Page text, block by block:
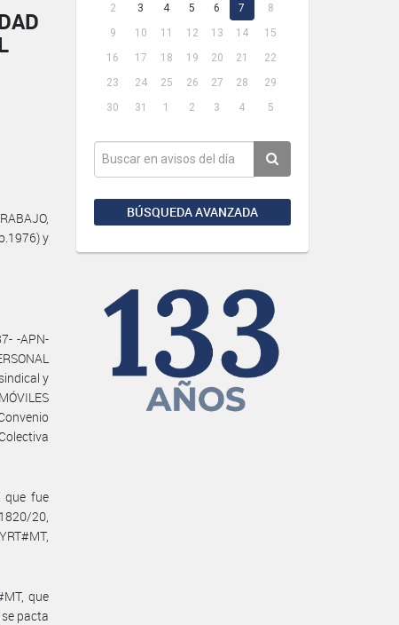
2
3 4 5 6 7
8
9
10 11 12 13 14
15
16
17 18 19 20 21
22
23
24 25 26 27 28
29
30
31 1 2 3 4 5
BÚSQUEDA AVANZADA
y
-APN-
y
que fue
20,
que
pacta